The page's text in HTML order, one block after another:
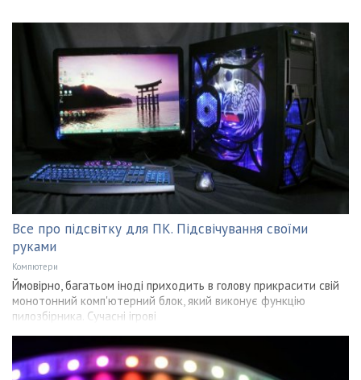
Все про підсвітку для ПК. Підсвічування своїми
руками
Компютери
Ймовірно, багатьом іноді приходить в голову прикрасити свій
монотонний комп'ютерний блок, який виконує функцію
пилозбірника. Сучасні ігрові